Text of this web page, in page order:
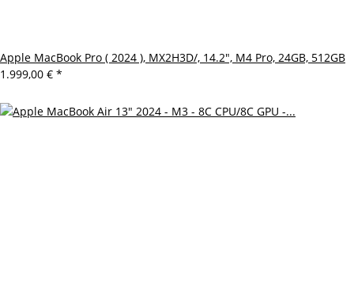
Apple MacBook Pro ( 2024 ), MX2H3D/, 14.2", M4 Pro, 24GB, 512GB
1.999,00 € *